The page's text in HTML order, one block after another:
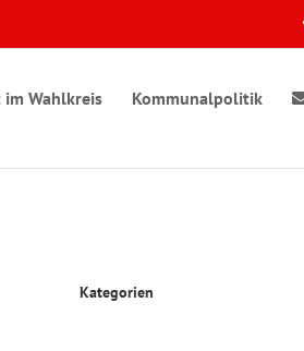
im Wahlkreis Kommunalpolitik
Kategorien